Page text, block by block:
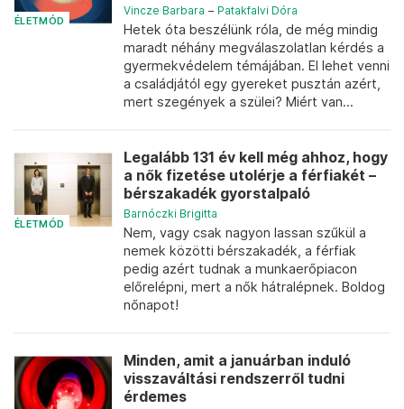
ÉLETMÓD
Vincze Barbara – Patakfalvi Dóra
Hetek óta beszélünk róla, de még mindig
maradt néhány megválaszolatlan kérdés a
gyermekvédelem témájában. El lehet venni
a családjától egy gyereket pusztán azért,
mert szegények a szülei? Miért van...
ÉLETMÓD
Legalább 131 év kell még ahhoz, hogy
a nők fizetése utolérje a férfiakét –
bérszakadék gyorstalpaló
Barnóczki Brigitta
Nem, vagy csak nagyon lassan szűkül a
nemek közötti bérszakadék, a férfiak
pedig azért tudnak a munkaerőpiacon
előrelépni, mert a nők hátralépnek. Boldog
nőnapot!
Minden, amit a januárban induló
visszaváltási rendszerről tudni
érdemes